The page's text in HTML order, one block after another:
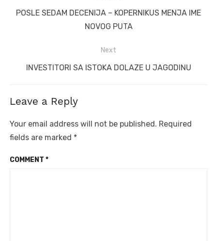
navigation
Previous
POSLE SEDAM DECENIJA – KOPERNIKUS MENJA IME
NOVOG PUTA
Next
Next
INVESTITORI SA ISTOKA DOLAZE U JAGODINU
Leave a Reply
Your email address will not be published. Required
fields are marked *
COMMENT *